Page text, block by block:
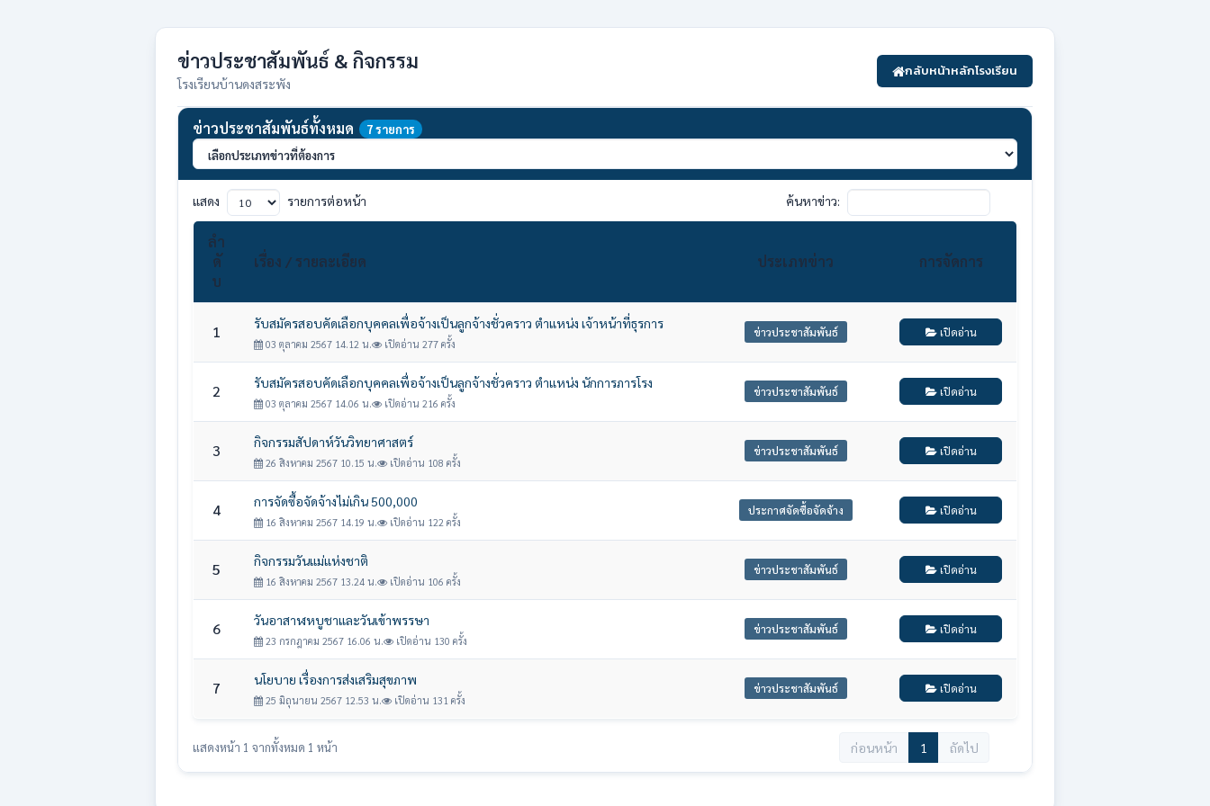
ข่าวประชาสัมพันธ์ & กิจกรรม
โรงเรียนบ้านดงสระพัง
กลับหน้าหลักโรงเรียน
ข่าวประชาสัมพันธ์ทั้งหมด 7 รายการ
แสดง รายการต่อหน้า ค้นหาข่าว:
ลำ
ดั
บ
เรื่อง / รายละเอียด ประเภทข่าว การจัดการ
1 รับสมัครสอบคัดเลือกบุคคลเพื่อจ้างเป็นลูกจ้างชั่วคราว ตําแหน่ง เจ้าหน้าที่ธุรการ
03 ตุลาคม 2567 14.12 น. เปิดอ่าน 277 ครั้ง
ข่าวประชาสัมพันธ์ เปิดอ่าน
2 รับสมัครสอบคัดเลือกบุคคลเพื่อจ้างเป็นลูกจ้างชั่วคราว ตําแหน่ง นักการภารโรง
03 ตุลาคม 2567 14.06 น. เปิดอ่าน 216 ครั้ง
ข่าวประชาสัมพันธ์ เปิดอ่าน
3 กิจกรรมสัปดาห์วันวิทยาศาสตร์
26 สิงหาคม 2567 10.15 น. เปิดอ่าน 108 ครั้ง
ข่าวประชาสัมพันธ์ เปิดอ่าน
4 การจัดซื้อจัดจ้างไม่เกิน 500,000
16 สิงหาคม 2567 14.19 น. เปิดอ่าน 122 ครั้ง
ประกาศจัดซื้อจัดจ้าง เปิดอ่าน
5 กิจกรรมวันแม่แห่งชาติ
16 สิงหาคม 2567 13.24 น. เปิดอ่าน 106 ครั้ง
ข่าวประชาสัมพันธ์ เปิดอ่าน
6 วันอาสาฬหบูชาและวันเข้าพรรษา
23 กรกฎาคม 2567 16.06 น. เปิดอ่าน 130 ครั้ง
ข่าวประชาสัมพันธ์ เปิดอ่าน
7 นโยบาย เรื่องการส่งเสริมสุขภาพ
25 มิถุนายน 2567 12.53 น. เปิดอ่าน 131 ครั้ง
ข่าวประชาสัมพันธ์ เปิดอ่าน
แสดงหน้า 1 จากทั้งหมด 1 หน้า ก่อนหน้า 1 ถัดไป